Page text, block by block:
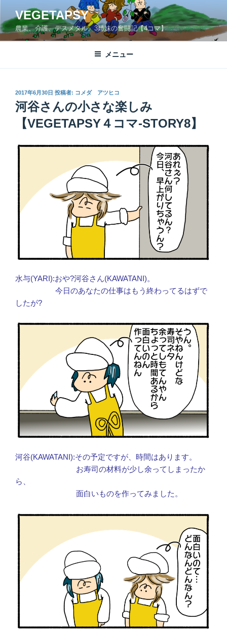
テ
ン
へ
VEGETAPSY
農業、介護、デスメタル。3姉妹の奮闘記【4コマ】
メニュー
投
稿
日:
2017年6月30日 投稿者: コメダ アツヒコ
河谷さんの小さな楽しみ
【VEGETAPSY４コマ-STORY8】
水与(YARI):おや?河谷さん(KAWATANI)。
今日のあなたの仕事はもう終わってるはずで
したが?
河谷(KAWATANI):その予定ですが、時間はあります。
お寿司の材料が少し余ってしまったか
ら、
面白いものを作ってみました。